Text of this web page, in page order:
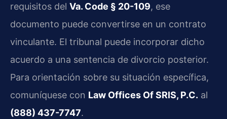
requisitos del Va. Code § 20-109, ese
documento puede convertirse en un contrato
vinculante. El tribunal puede incorporar dicho
acuerdo a una sentencia de divorcio posterior.
Para orientación sobre su situación específica,
comuníquese con Law Offices Of SRIS, P.C. al
(888) 437-7747.